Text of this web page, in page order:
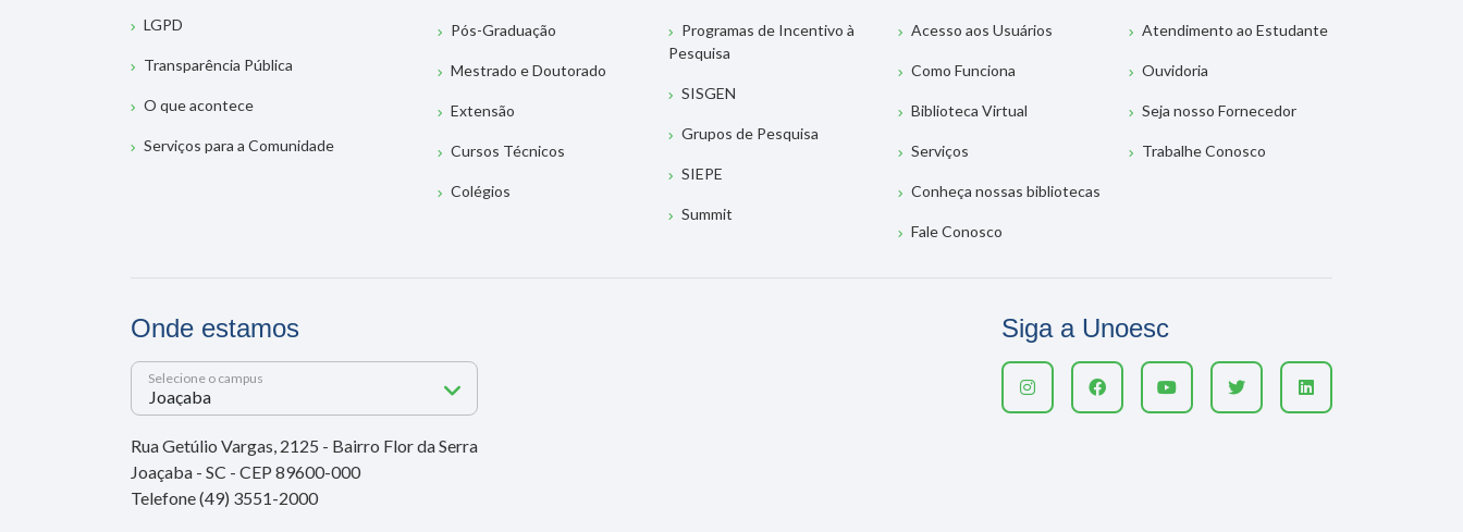
LGPD
Transparência Pública
O que acontece
Serviços para a Comunidade
Pós-Graduação
Mestrado e Doutorado
Extensão
Cursos Técnicos
Colégios
Programas de Incentivo à
Pesquisa
SISGEN
Grupos de Pesquisa
SIEPE
Summit
Acesso aos Usuários
Como Funciona
Biblioteca Virtual
Serviços
Conheça nossas bibliotecas
Fale Conosco
Atendimento ao Estudante
Ouvidoria
Seja nosso Fornecedor
Trabalhe Conosco
Onde estamos
Selecione o campus
Rua Getúlio Vargas, 2125 - Bairro Flor da Serra
Joaçaba - SC - CEP 89600-000
Telefone (49) 3551-2000
Siga a Unoesc